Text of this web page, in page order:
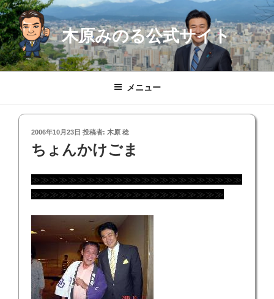
コ
ン
テ
ン
ツ
木原みのる公式サイト
メニュー
投
稿
日:
2006年10月23日 投稿者: 木原 稔
ちょんかけごま
≫≫≫≫≫≫≫≫≫≫≫≫≫≫≫≫≫≫≫≫≫≫≫
≫≫≫≫≫≫≫≫≫≫≫≫≫≫≫≫≫≫≫≫≫